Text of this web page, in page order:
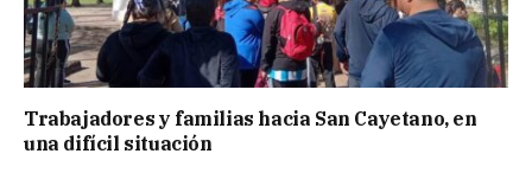
Trabajadores y familias hacia San Cayetano, en
una difícil situación